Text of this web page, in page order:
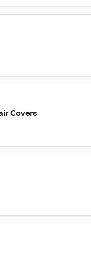
Covers